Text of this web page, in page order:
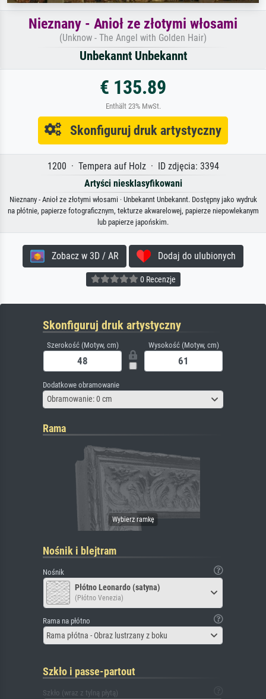
Nieznany - Anioł ze złotymi włosami
(Unknow - The Angel with Golden Hair)
Unbekannt Unbekannt
€ 135.89
Enthält 23% MwSt.
Skonfiguruj druk artystyczny
1200 · Tempera auf Holz · ID zdjęcia: 3394
Artyści niesklasyfikowani
Nieznany - Anioł ze złotymi włosami · Unbekannt Unbekannt. Dostępny jako wydruk
na płótnie, papierze fotograficznym, tekturze akwarelowej, papierze niepowlekanym
lub papierze japońskim.
Zobacz w 3D / AR Dodaj do ulubionych
0 Recenzje
Skonfiguruj druk artystyczny
Szerokość (Motyw, cm) Wysokość (Motyw, cm)
Dodatkowe obramowanie
Obramowanie: 0 cm
Rama
Nośnik i blejtram
Nośnik
Płótno Leonardo (satyna)
(Płótno Venezia)
Rama na płótno
Rama płótna - Obraz lustrzany z boku
Szkło i passe-partout
Szkło (wraz z tylną płytą)